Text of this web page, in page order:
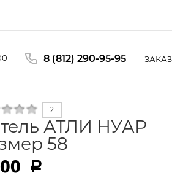
8 (812) 290-95-95
2
АТЛИ НУАР
58
Р